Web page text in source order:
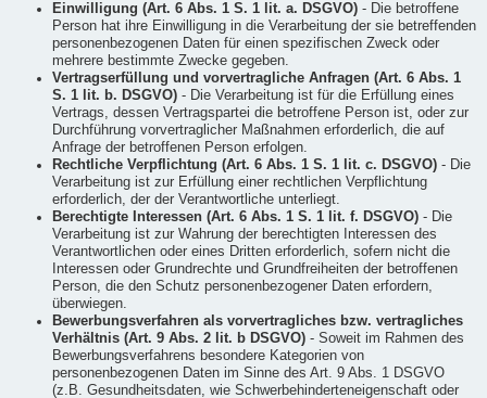
Einwilligung (Art. 6 Abs. 1 S. 1 lit. a. DSGVO)- Die betroffene
Person hat ihre Einwilligung in die Verarbeitung der sie betreffenden
personenbezogenen Daten für einen spezifischen Zweck oder
mehrere bestimmte Zwecke gegeben.
Vertragserfüllung und vorvertragliche Anfragen (Art. 6 Abs. 1
S. 1 lit. b. DSGVO)- Die Verarbeitung ist für die Erfüllung eines
Vertrags, dessen Vertragspartei die betroffene Person ist, oder zur
Durchführung vorvertraglicher Maßnahmen erforderlich, die auf
Anfrage der betroffenen Person erfolgen.
Rechtliche Verpflichtung (Art. 6 Abs. 1 S. 1 lit. c. DSGVO)- Die
Verarbeitung ist zur Erfüllung einer rechtlichen Verpflichtung
erforderlich, der der Verantwortliche unterliegt.
Berechtigte Interessen (Art. 6 Abs. 1 S. 1 lit. f. DSGVO)- Die
Verarbeitung ist zur Wahrung der berechtigten Interessen des
Verantwortlichen oder eines Dritten erforderlich, sofern nicht die
Interessen oder Grundrechte und Grundfreiheiten der betroffenen
Person, die den Schutz personenbezogener Daten erfordern,
überwiegen.
Bewerbungsverfahren als vorvertragliches bzw. vertragliches
Verhältnis (Art. 9 Abs. 2 lit. b DSGVO)- Soweit im Rahmen des
Bewerbungsverfahrens besondere Kategorien von
personenbezogenen Daten im Sinne des Art. 9 Abs. 1 DSGVO
(z.B. Gesundheitsdaten, wie Schwerbehinderteneigenschaft oder